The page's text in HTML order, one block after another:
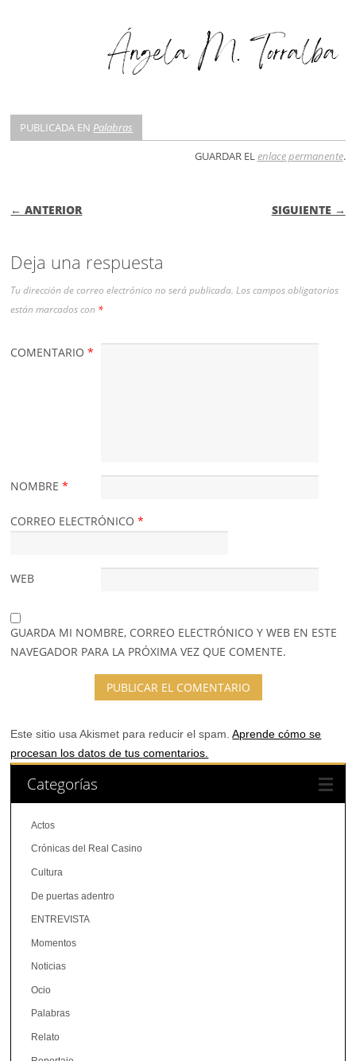
PUBLICADA EN Palabras
GUARDAR ELenlace permanente.
NAVEGACIÓN DE ENTRADAS
← ANTERIOR SIGUIENTE →
Deja una respuesta
Tu dirección de correo electrónico no será publicada. Los campos obligatorios
están marcados con *
COMENTARIO*
NOMBRE*
CORREO ELECTRÓNICO*
WEB
GUARDA MI NOMBRE, CORREO ELECTRÓNICO Y WEB EN ESTE
NAVEGADOR PARA LA PRÓXIMA VEZ QUE COMENTE.
Este sitio usa Akismet para reducir el spam.Aprende cómo se
procesan los datos de tus comentarios.
Categorías
Actos
Crónicas del Real Casino
Cultura
De puertas adentro
ENTREVISTA
Momentos
Noticias
Ocio
Palabras
Relato